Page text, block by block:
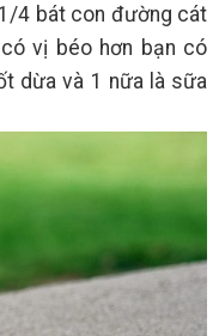
4 bát con đường cát
vị béo hơn bạn có
dừa và 1 nữa là sữa